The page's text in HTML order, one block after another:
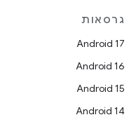
גרסאות
Android 17
Android 16
Android 15
Android 14